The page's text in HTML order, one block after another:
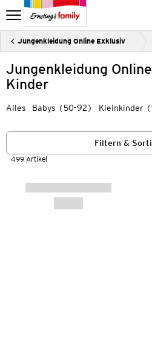
Jungenkleidung Online Exklusiv
Jungenkleidung
Kinder
Alles Babys (50-92) Kleinkinder
499 Artikel
Filtern &